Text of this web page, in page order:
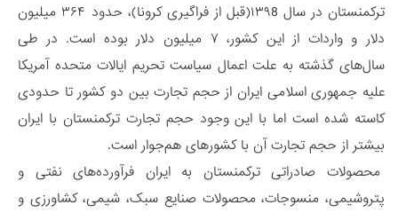
ترکمنستان در سال ۱۳۹8(قبل از فراگیری کرونا)، حدود ۳۶۴ میلیون
دلار و واردات از این کشور، ۷ میلیون دلار بوده است. در طی
سال‌های گذشته به علت اعمال سیاست تحریم ایالات متحده آمریکا
علیه جمهوری اسلامی ایران از حجم تجارت بین دو کشور تا حدودی
کاسته شده است اما با این وجود حجم تجارت ترکمنستان با ایران
بیشتر از حجم تجارت آن با کشورهای هم‌جوار است.
محصولات صادراتی ترکمنستان به ایران فرآورده‌های نفتی و
پتروشیمی، منسوجات، محصولات صنایع سبک، شیمی، کشاورزی و